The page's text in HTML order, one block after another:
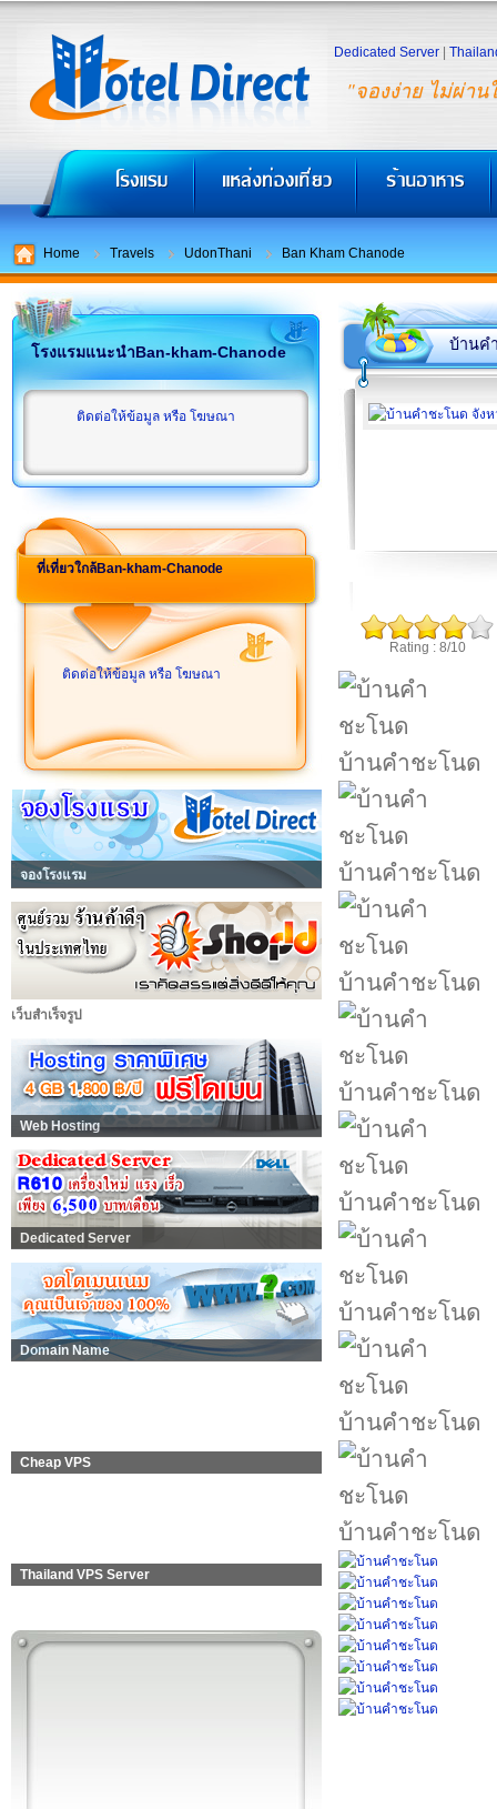
"จองง่าย ไม่ผ่าน
Dedicated Server
Home Travels UdonThani Ban Kham Chanode
โรงแรมแนะนำBan-kham-Chanode
ติดต่อให้ข้อมูล หรือ โฆษณา
ที่เที่ยวใกล้Ban-kham-Chanode
ติดต่อให้ข้อมูล หรือ โฆษณา
จองโรงแรม
เว็บสำเร็จรูป
Web Hosting
Dedicated Server
Domain Name
Cheap VPS
Thailand VPS Server
บ้านค
Rating : 8/10
บ้านคำชะโนด
บ้านคำชะโนด
บ้านคำชะโนด
บ้านคำชะโนด
บ้านคำชะโนด
บ้านคำชะโนด
บ้านคำชะโนด
บ้านคำชะโนด